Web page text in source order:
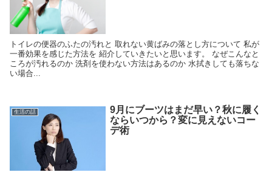
トイレの便器のふたの汚れと 取れない黄ばみの落とし方について 私が
一番効果を感じた方法を 紹介していきたいと思います。 なぜこんなと
ころが汚れるのか 洗剤を使わない方法はあるのか 水拭きしても落ちな
い場合...
生活の話
9月にブーツはまだ早い？秋に履く
ならいつから？変に見えないコー
デ術